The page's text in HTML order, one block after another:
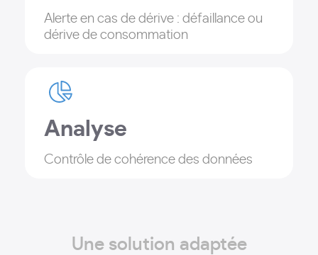
Alerte en cas de dérive : défaillance ou
dérive de consommation
Analyse
Contrôle de cohérence des données
Une solution adaptée